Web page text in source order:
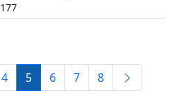
4 5 6 7 8